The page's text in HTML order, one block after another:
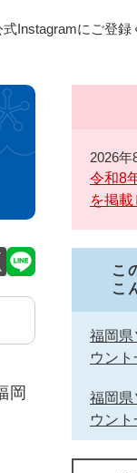
Instagramにご登録
岡
2026年
令和8
を掲載
こ
こ
福岡県
ウント
福岡県
ウント